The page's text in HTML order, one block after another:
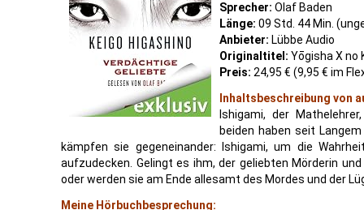
Sprecher: Olaf Baden
Länge: 09 Std. 44 Min.
Anbieter: Lübbe Audio
Originaltitel: Yōgisha X no
Preis: 24,95 € (9,95 € im
Inhaltsbeschreibung von
Ishigami, der
beiden haben seit
kämpfen sie gegeneinander: Ishigami, um die
aufzudecken. Gelingt es ihm, der geliebten Mörderin
oder werden sie am Ende allesamt des Mordes und der
Meine Hörbuchbesprechung: